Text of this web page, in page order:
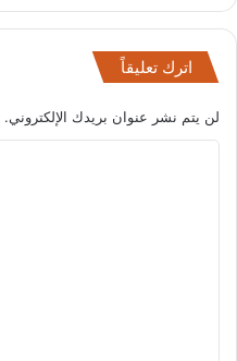
اترك تعليقاً
لن يتم نشر عنوان بريدك الإلكتروني.